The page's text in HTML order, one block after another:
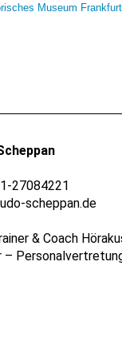
Museum
­27084221
scheppan.de
& Coach
–